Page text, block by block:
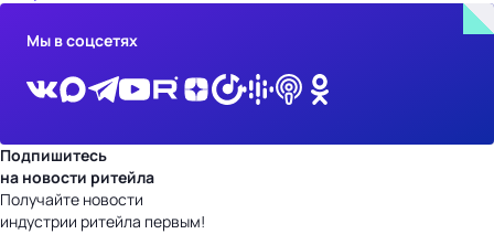
Мы в соцсетях
Подпишитесь
на новости ритейла
Получайте новости
индустрии ритейла первым!